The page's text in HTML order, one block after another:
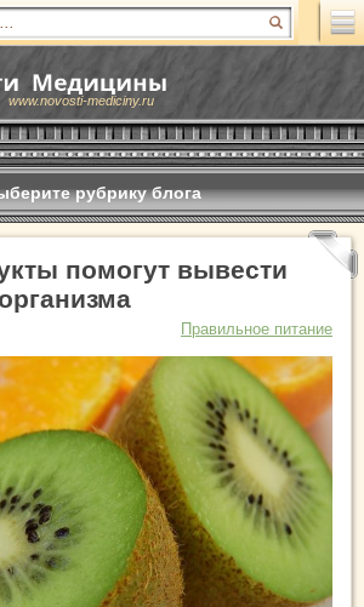
www.novosti-mediciny.ru
рубрику блога
помогут вывести
Правильное питание